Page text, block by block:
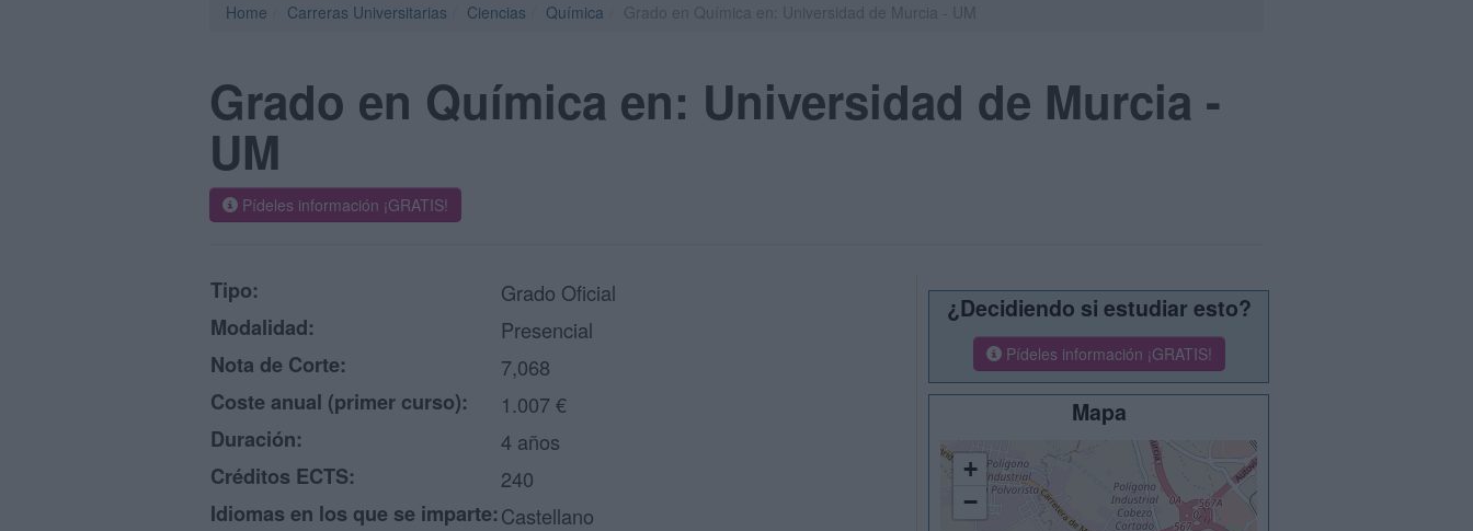
Home Carreras Universitarias Ciencias Química
Grado en Química en: Universidad de Murcia -
UM
Pídeles información ¡GRATIS!
Tipo:
Grado Oficial
Modalidad:
Presencial
Nota de Corte:
7,068
Coste anual (primer curso):
1.007 €
Duración:
4 años
Créditos ECTS:
240
Idiomas en los que se imparte:Castellano
¿Decidiendo si estudiar esto?
Pídeles información ¡GRATIS!
Mapa
+
−